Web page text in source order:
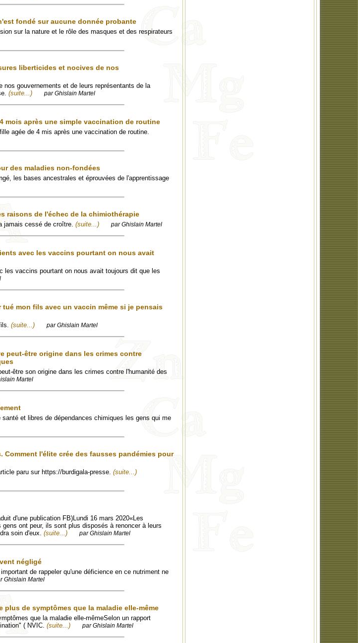
fondé sur aucune donnée probante
sur la nature et le rôle des masques et des respirateurs
liberticides et nocives de nos
gouvernements et de leurs représentants de la
(suite...) par Ghislain Martel
mois après une simple vaccination de routine
agée de 4 mis après une vaccination de routine.
des maladies non-fondées
les bases ancestrales et éprouvées de l'apprentissage
raisons de l'échec de la chimiothérapie
jamais cessé de croître. (suite...) par Ghislain Martel
avec les vaccins pourtant on nous avait
vaccins pourtant on nous avait toujours dit que les
mon fils avec un vaccin même si je pensais
(suite...) par Ghislain Martel
peut-être origine dans les crimes contre
être son origine dans les crimes contre l'humanité des
Martel
et libres de dépendances chimiques les gens qui me
Comment l'élite crée des fausses pandémies pour
paru sur https://burdigala-presse. (suite...)
d'une publication FB)Lundi 16 mars 2020«Les
ont peur, ils sont plus disposés à renoncer à leurs
soin d'eux. (suite...) par Ghislain Martel
négligé
de rappeler qu'une déficience en ce nutriment ne
Ghislain Martel
de symptômes que la maladie elle-même
que la maladie elle-mêmeSelon un rapport
( NVIC. (suite...) par Ghislain Martel